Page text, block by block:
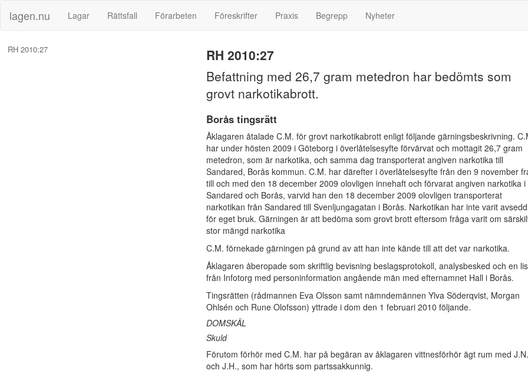
lagen.nu Lagar Rättsfall Förarbeten Föreskrifter Praxis Begrepp Nyheter
RH 2010:27
RH 2010:27
Befattning med 26,7 gram metedron har bedömts som
grovt narkotikabrott.
Borås tingsrätt
Åklagaren åtalade C.M. för grovt narkotikabrott enligt följande gärningsbeskrivning.
har under hösten 2009 i Göteborg i överlåtelsesyfte förvärvat och mottagit 26,7 gram
metedron, som är narkotika, och samma dag transporterat angiven narkotika till
Sandared, Borås kommun. C.M. har därefter i överlåtelsesyfte från den 9 november
till och med den 18 december 2009 olovligen innehaft och förvarat angiven narkotika i
Sandared och Borås, varvid han den 18 december 2009 olovligen transporterat
narkotikan från Sandared till Svenljungagatan i Borås. Narkotikan har inte varit avsedd
för eget bruk. Gärningen är att bedöma som grovt brott eftersom fråga varit om
stor mängd narkotika
C.M. förnekade gärningen på grund av att han inte kände till att det var narkotika.
Åklagaren åberopade som skriftlig bevisning beslagsprotokoll, analysbesked och en
från Infotorg med personinformation angående män med efternamnet Hall i Borås.
Tingsrätten (rådmannen Eva Olsson samt nämndemännen Ylva Söderqvist, Morgan
Ohlsén och Rune Olofsson) yttrade i dom den 1 februari 2010 följande.
DOMSKÄL
Skuld
Förutom förhör med C.M. har på begäran av åklagaren vittnesförhör ägt rum med J.N.
och J.H., som har hörts som partssakkunnig.